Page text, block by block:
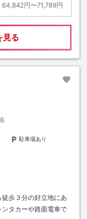
64,842円〜71,789円
見る
駐車場あり
歩３分の好立地にあ
タカーや路面電車で